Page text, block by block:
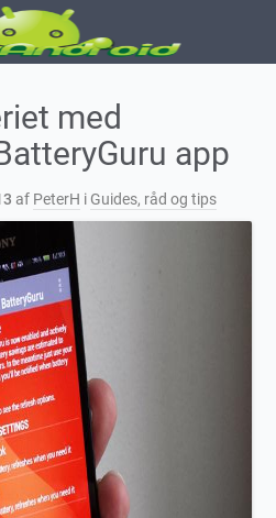
med
app
af PeterH i Guides, råd og tips